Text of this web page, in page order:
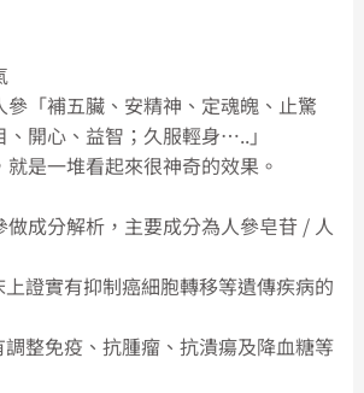
參「補五臟、安精神、定魂魄、止驚
開心、益智；久服輕身…..」
是一堆看起來很神奇的效果。
做成分解析，主要成分為人參皂苷 / 人
證實有抑制癌細胞轉移等遺傳疾病的
整免疫、抗腫瘤、抗潰瘍及降血糖等